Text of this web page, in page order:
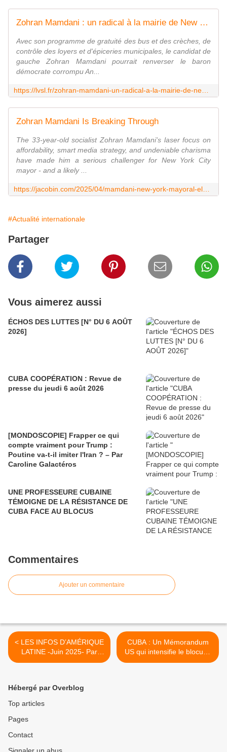
Zohran Mamdani : un radical à la mairie de New York ?
Avec son programme de gratuité des bus et des crèches, de
contrôle des loyers et d'épiceries municipales, le candidat de
gauche Zohran Mamdani pourrait renverser le baron
démocrate corrompu An...
Zohran Mamdani Is Breaking Through
The 33-year-old socialist Zohran Mamdani's laser focus on
affordability, smart media strategy, and undeniable charisma
have made him a serious challenger for New York City
mayor - and a likely ...
#Actualité internationale
Partager
Vous aimerez aussi
ÉCHOS DES LUTTES [N° DU 6 AOÛT
2026]
CUBA COOPÉRATION : Revue de
presse du jeudi 6 août 2026
[MONDOSCOPIE] Frapper ce qui
compte vraiment pour Trump :
Poutine va-t-il imiter l'Iran ? – Par
Caroline Galactéros
UNE PROFESSEURE CUBAINE
TÉMOIGNE DE LA RÉSISTANCE DE
CUBA FACE AU BLOCUS
Commentaires
Ajouter un commentaire
< LES INFOS D’AMÉRIQUE
LATINE -Juin 2025- Par
Romain Migus, journaliste
CUBA : Un Mémorandum
US qui intensifie le blocus !
>
Hébergé par Overblog
Top articles
Pages
Contact